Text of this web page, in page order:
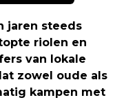
jaren steeds
riolen en
van lokale
zowel oude als
kampen met